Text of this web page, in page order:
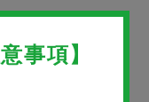
ーム
事項】